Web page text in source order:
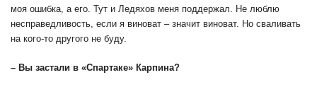
моя ошибка, а его. Тут и Ледяхов меня поддержал. Не люблю
несправедливость, если я виноват – значит виноват. Но сваливать
на кого-то другого не буду.
– Вы застали в «Спартаке» Карпина?